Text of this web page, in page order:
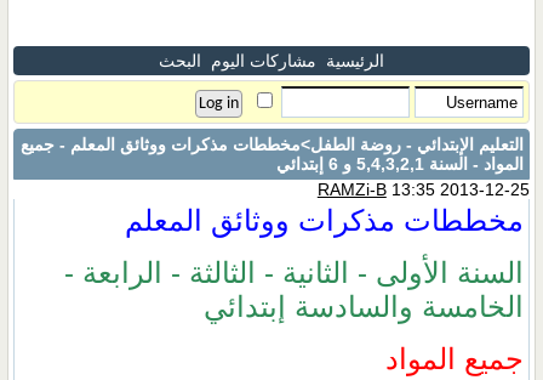
الرئيسية مشاركات اليوم البحث
التعليم الإبتدائي - روضة الطفل>مخططات مذكرات ووثائق المعلم - جميع
المواد - السنة 5,4,3,2,1 و 6 إبتدائي
RAMZi-B13:35 2013-12-25
مخططات مذكرات ووثائق المعلم
السنة الأولى - الثانية - الثالثة - الرابعة -
الخامسة والسادسة إبتدائي
جميع المواد